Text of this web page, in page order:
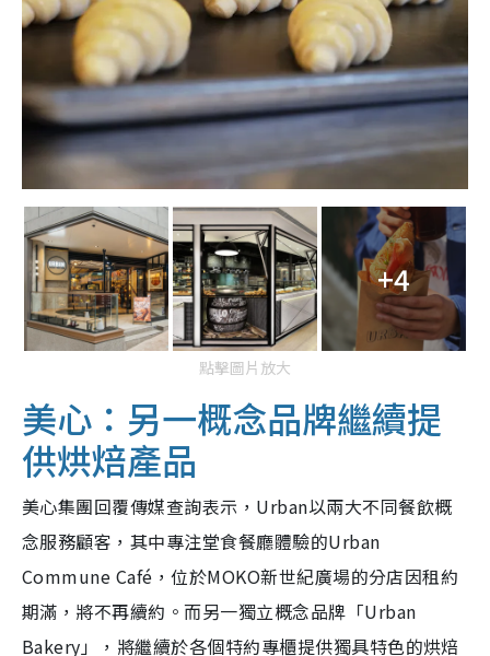
+4
點擊圖片放大
美心：另一概念品牌繼續提
供烘焙產品
美心集團回覆傳媒查詢表示，Urban以兩大不同餐飲概
念服務顧客，其中專注堂食餐廳體驗的Urban
Commune Café，位於MOKO新世紀廣場的分店因租約
期滿，將不再續約。而另一獨立概念品牌「Urban
Bakery」，將繼續於各個特約專櫃提供獨具特色的烘焙